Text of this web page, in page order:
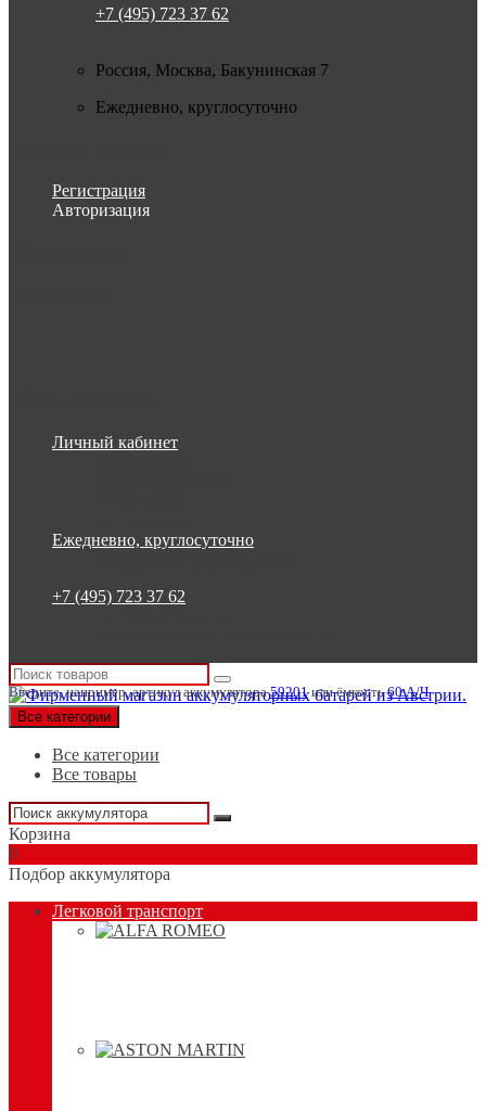
+7 (495) 723 37 62
Россия, Москва, Бакунинская 7
Ежедневно, круглосуточно
Регистрация
Авторизация
Личный кабинет
Ежедневно, круглосуточно
+7 (495) 723 37 62
Введите, например, артикул аккумулятора59201или ёмкость60 А/Ч
Все категории
Все категории
Все товары
Корзина
0
Подбор аккумулятора
Легковой транспорт